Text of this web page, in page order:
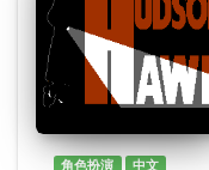
角色扮演 中文